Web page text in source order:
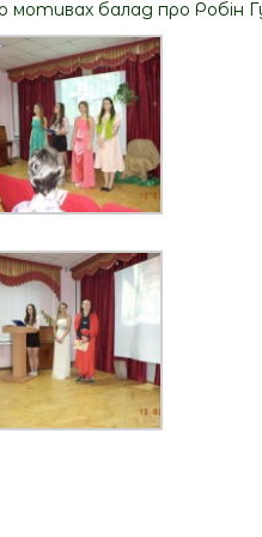
мотивах балад про Робін